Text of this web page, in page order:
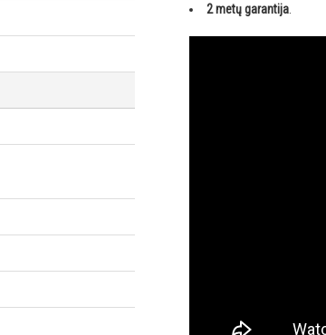
2 metų garantija.